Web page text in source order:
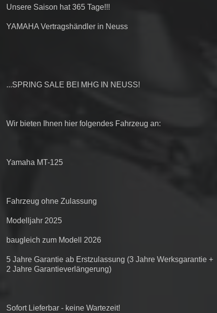
Unsere Saison hat 365 Tage!!!
YAMAHA Vertragshändler in Neuss
...SPRING SALE BEI MHG IN NEUSS!
Wir bieten Ihnen hier folgendes Fahrzeug an:
Yamaha MT-125
Fahrzeug ohne Zulassung
Modelljahr 2025
baugleich zum Modell 2026
5 Jahre Garantie ab Erstzulassung (3 Jahre Werksgarantie +
2 Jahre Garantieverlängerung)
Sofort Lieferbar - keine Wartezeit!